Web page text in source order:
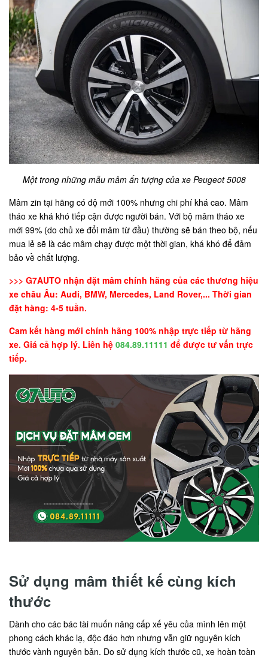
Một trong những mẫu mâm ấn tượng của xe Peugeot 5008
Mâm zin tại hãng có độ mới 100% nhưng chi phí khá cao. Mâm
tháo xe khá khó tiếp cận được người bán. Với bộ mâm tháo xe
mới 99% (do chủ xe đổi mâm từ đầu) thường sẽ bán theo bộ, nếu
mua lẻ sẽ là các mâm chạy được một thời gian, khá khó để đảm
bảo về chất lượng.
>>> G7AUTO nhận đặt mâm chính hãng của các thương hiệu
xe châu Âu: Audi, BMW, Mercedes, Land Rover,... Thời gian
đặt hàng: 4-5 tuần.
Cam kết hàng mới chính hãng 100% nhập trực tiếp từ hãng
xe. Giá cả hợp lý. Liên hệ 084.89.11111 để được tư vấn trực
tiếp.
Sử dụng mâm thiết kế cùng kích
thước
Dành cho các bác tài muốn nâng cấp xế yêu của mình lên một
phong cách khác lạ, độc đáo hơn nhưng vẫn giữ nguyên kích
thước vành nguyên bản. Do sử dụng kích thước cũ, xe hoàn toàn